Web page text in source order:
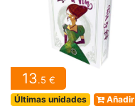
13.5 €
Últimas unidades Añadir